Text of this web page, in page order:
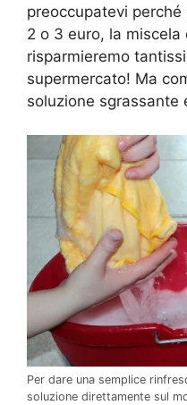
preoccupatevi
2 o 3 euro, la
risparmieremo
supermercato! Ma
soluzione sgrassante
Per dare una semplice
soluzione direttamente sul